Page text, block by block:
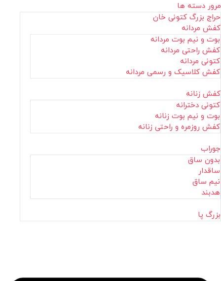
مرور دسته ها
حراج بزرگ کتونی خان
کفش مردانه
بوت و نیم بوت مردانه
کفش راحتی مردانه
کتونی مردانه
کفش کلاسیک و رسمی مردانه
کفش زنانه
کتونی دخترانه
بوت و نیم بوت زنانه
کفش روزمره و راحتی زنانه
جوراب
بدون ساق
ساقدار
نیم ساق
هدبند
بزرگ پا